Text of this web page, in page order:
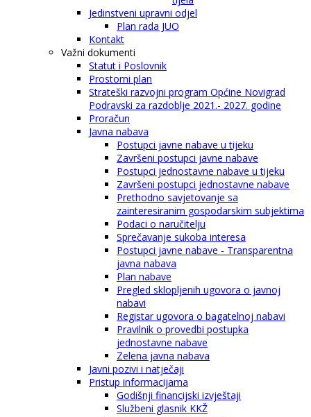
Jedinstveni upravni odjel
Plan rada JUO
Kontakt
Važni dokumenti
Statut i Poslovnik
Prostorni plan
Strateški razvojni program Općine Novigrad
Podravski za razdoblje 2021.- 2027. godine
Proračun
Javna nabava
Postupci javne nabave u tijeku
Završeni postupci javne nabave
Postupci jednostavne nabave u tijeku
Završeni postupci jednostavne nabave
Prethodno savjetovanje sa
zainteresiranim gospodarskim subjektima
Podaci o naručitelju
Sprečavanje sukoba interesa
Postupci javne nabave - Transparentna
javna nabava
Plan nabave
Pregled sklopljenih ugovora o javnoj
nabavi
Registar ugovora o bagatelnoj nabavi
Pravilnik o provedbi postupka
jednostavne nabave
Zelena javna nabava
Javni pozivi i natječaji
Pristup informacijama
Godišnji financijski izvještaji
Službeni glasnik KKŽ